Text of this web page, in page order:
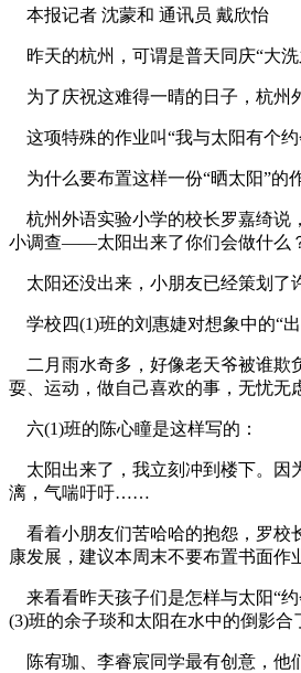
本报记者 沈蒙和 通讯员 戴欣怡
昨天的杭州，可谓是普天同庆“大洗
为了庆祝这难得一晴的日子，杭州
这项特殊的作业叫“我与太阳有个约
为什么要布置这样一份“晒太阳”的
杭州外语实验小学的校长罗嘉绮说
小调查——太阳出来了你们会做什么
太阳还没出来，小朋友已经策划了
学校四(1)班的刘惠婕对想象中的“
二月雨水奇多，好像老天爷被谁欺
耍、运动，做自己喜欢的事，无忧无
六(1)班的陈心瞳是这样写的：
太阳出来了，我立刻冲到楼下。因
漓，气喘吁吁……
看着小朋友们苦哈哈的抱怨，罗校
康发展，建议本周末不要布置书面作
来看看昨天孩子们是怎样与太阳“
(3)班的余子琰和太阳在水中的倒影合
陈宥珈、李睿宸同学最有创意，他